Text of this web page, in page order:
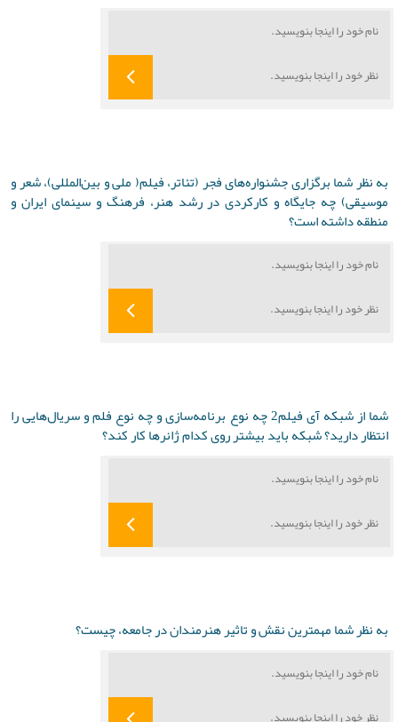
به نظر شما برگزاری جشنواره‌های فجر (تئاتر، فیلم( ملی و بین‌المللی)، شعر و
موسیقی) چه جایگاه و کارکردی در رشد هنر، فرهنگ و سینمای ایران و
منطقه داشته است؟
شما از شبکه آی فیلم2 چه نوع برنامه‌سازی و چه نوع فلم و سریال‌هایی را
انتظار دارید؟ شبکه باید بیشتر روی کدام ژانرها کار کند؟
به نظر شما مهمترین نقش و تاثیر هنرمندان در جامعه، چیست؟